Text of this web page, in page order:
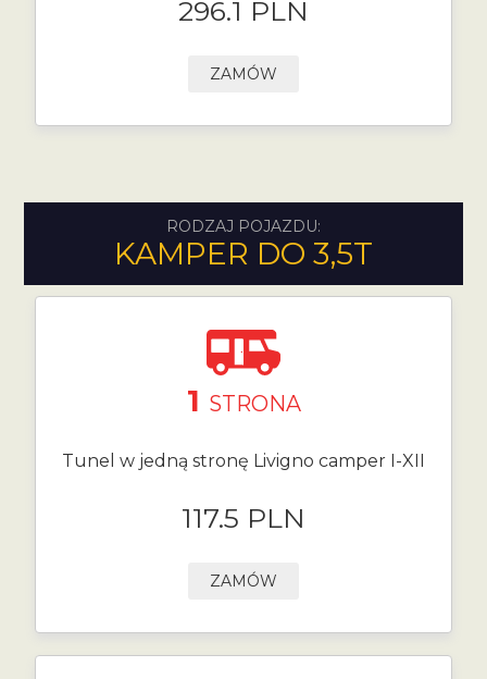
296.1 PLN
ZAMÓW
RODZAJ POJAZDU:
KAMPER DO 3,5T
1 STRONA
Tunel w jedną stronę Livigno camper I-XII
117.5 PLN
ZAMÓW